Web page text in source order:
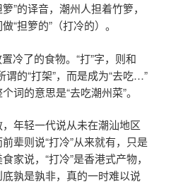
”的译音，潮州人担着竹箩，
“担箩的”（打冷的）。
冷了的食物。“打”字，则和
谓的“打架”，而是成为“去吃…”
词的意思是“去吃潮州菜”。
年轻一代说从未在潮汕地区
辈则说“打冷”从来就有，只是
家说，“打冷”是香港式产物，
孰是孰非，真的一时难以说